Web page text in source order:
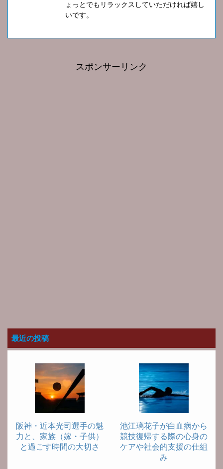
ょっとでもリラックスしていただければ嬉し
いです。
スポンサーリンク
最近の投稿
阪神・近本光司選手の魅
力と、家族（嫁・子供）
と過ごす時間の大切さ
池江璃花子が白血病から
競技復帰する際の心身の
ケアや社会的支援の仕組
み